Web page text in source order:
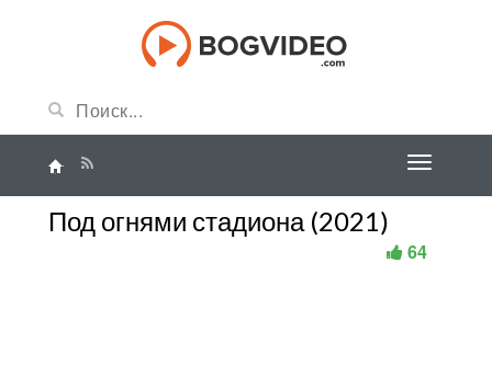
Под огнями стадиона (2021)
64